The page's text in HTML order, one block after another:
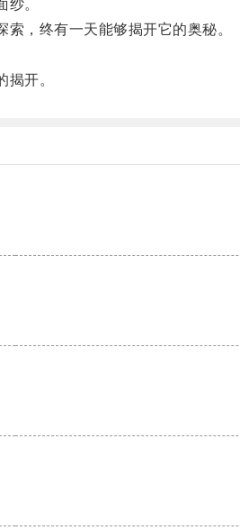
。
，终有一天能够揭开它的奥秘。
开。